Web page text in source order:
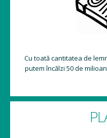
Cu toată cantitatea de
putem încălzi 50 de